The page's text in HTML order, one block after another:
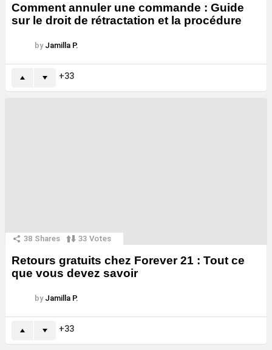
Comment annuler une commande : Guide
sur le droit de rétractation et la procédure
by Jamilla P.
33
38 Shares 33 Votes
Retours gratuits chez Forever 21 : Tout ce
que vous devez savoir
by Jamilla P.
33